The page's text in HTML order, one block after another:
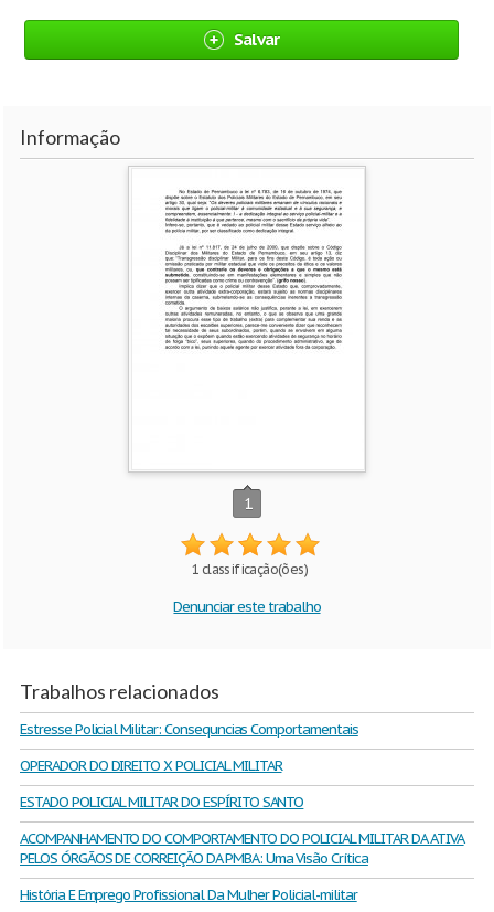
Salvar
Informação
1
1 classificação(ões)
Denunciar este trabalho
Trabalhos relacionados
Estresse Policial Militar: Consequncias Comportamentais
OPERADOR DO DIREITO X POLICIAL MILITAR
ESTADO POLICIAL MILITAR DO ESPÍRITO SANTO
ACOMPANHAMENTO DO COMPORTAMENTO DO POLICIAL MILITAR DA ATIVA
PELOS ÓRGÃOS DE CORREIÇÃO DA PMBA: Uma Visão Crítica
História E Emprego Profissional Da Mulher Policial-militar